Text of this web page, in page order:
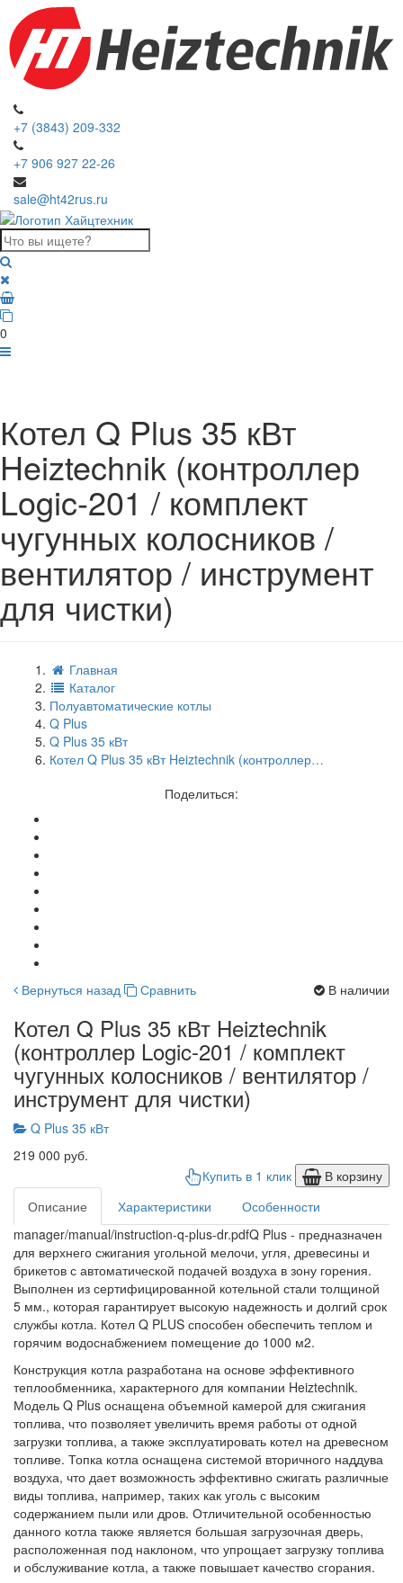
+7 (3843) 209-332
+7 906 927 22-26
sale@ht42rus.ru
0
Котел Q Plus 35 кВт
Heiztechnik (контроллер
Logic-201 / комплект
чугунных колосников /
вентилятор / инструмент
для чистки)
Главная
Каталог
Полуавтоматические котлы
Q Plus
Q Plus 35 кВт
Котел Q Plus 35 кВт Heiztechnik (контроллер…
Поделиться:
Вернуться назад Сравнить В наличии
Котел Q Plus 35 кВт Heiztechnik
(контроллер Logic-201 / комплект
чугунных колосников / вентилятор /
инструмент для чистки)
Q Plus 35 кВт
219 000 руб.
Купить в 1 клик
В корзину
Описание
Характеристики
Особенности
manager/manual/instruction-q-plus-dr.pdfQ Plus - предназначен
для верхнего сжигания угольной мелочи, угля, древесины и
брикетов с автоматической подачей воздуха в зону горения.
Выполнен из сертифицированной котельной стали толщиной
5 мм., которая гарантирует высокую надежность и долгий срок
службы котла. Котел Q PLUS способен обеспечить теплом и
горячим водоснабжением помещение до 1000 м2.
Конструкция котла разработана на основе эффективного
теплообменника, характерного для компании Heiztechnik.
Модель Q Plus оснащена объемной камерой для сжигания
топлива, что позволяет увеличить время работы от одной
загрузки топлива, а также эксплуатировать котел на древесном
топливе. Топка котла оснащена системой вторичного наддува
воздуха, что дает возможность эффективно сжигать различные
виды топлива, например, таких как уголь с высоким
содержанием пыли или дров. Отличительной особенностью
данного котла также является большая загрузочная дверь,
расположенная под наклоном, что упрощает загрузку топлива
и обслуживание котла, а также повышает качество сгорания.